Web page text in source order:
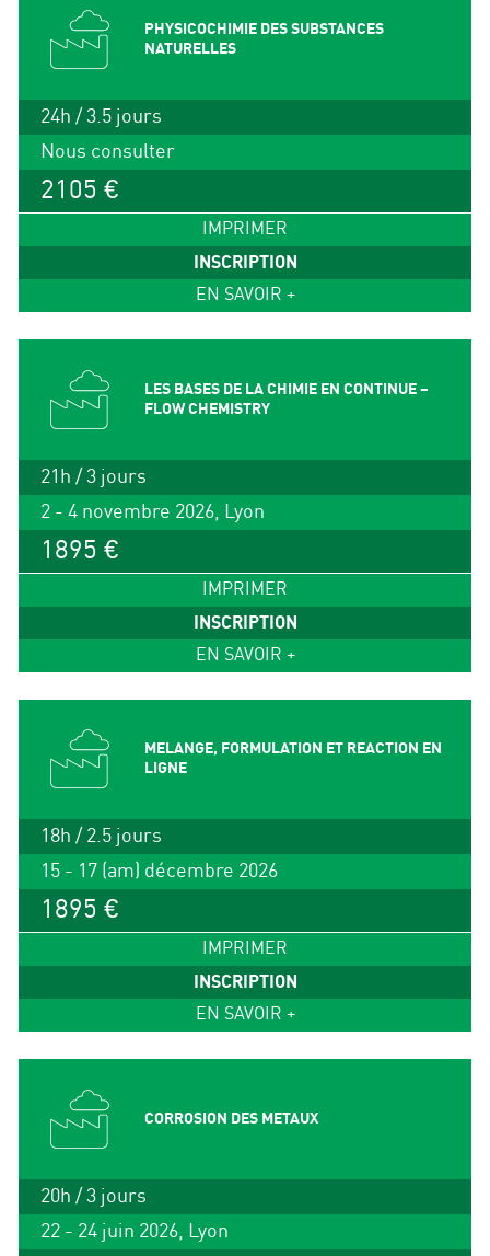
PHYSICOCHIMIE DES SUBSTANCES
NATURELLES
24h / 3.5 jours
Nous consulter
2105 €
IMPRIMER
INSCRIPTION
EN SAVOIR +
LES BASES DE LA CHIMIE EN CONTINUE –
FLOW CHEMISTRY
21h / 3 jours
2 - 4 novembre 2026, Lyon
1895 €
IMPRIMER
INSCRIPTION
EN SAVOIR +
MELANGE, FORMULATION ET REACTION EN
LIGNE
18h / 2.5 jours
15 - 17 (am) décembre 2026
1895 €
IMPRIMER
INSCRIPTION
EN SAVOIR +
CORROSION DES METAUX
20h / 3 jours
22 - 24 juin 2026, Lyon